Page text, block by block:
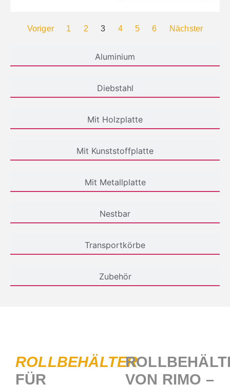
Aluminium
Diebstahl
Mit Holzplatte
Mit Kunststoffplatte
Mit Metallplatte
Nestbar
Transportkörbe
Zubehör
Voriger 1 2 3 4 5 6 Nächster
ROLLBEHÄLTER
FÜR
VON RIMO –